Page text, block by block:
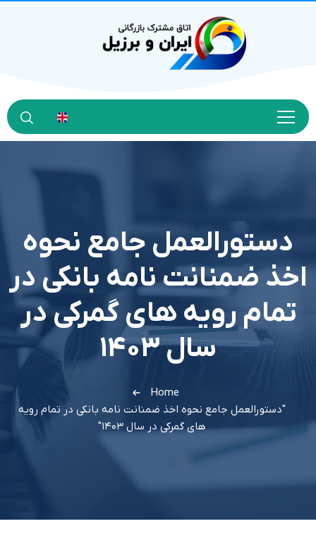
دستورالعمل جامع نحوه
اخذ ضمنانت نامه بانکی در
تمام رویه های گمرکی در
سال ۱۴۰۳
Home
"دستورالعمل جامع نحوه اخذ ضمنانت نامه بانکی در تمام رویه
های گمرکی در سال ۱۴۰۳"